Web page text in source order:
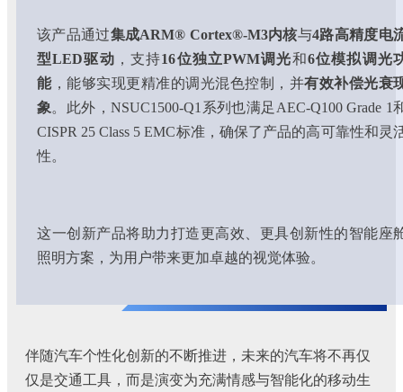
该产品通过集成ARM® Cortex®-M3内核与4路高精度电
型LED驱动 ，支持16位独立PWM调光和6位模拟调光
能，能够实现更精准的调光混色控制，并有效补偿光衰
象。此外，NSUC1500-Q1系列也满足AEC-Q100 Grade 1
CISPR 25 Class 5 EMC标准，确保了产品的高可靠性和灵
性。
这一创新产品将助力打造更高效、更具创新性的智能座
照明方案，为用户带来更加卓越的视觉体验。
伴随汽车个性化创新的不断推进，未来的汽车将不再仅
仅是交通工具，而是演变为充满情感与智能化的移动生